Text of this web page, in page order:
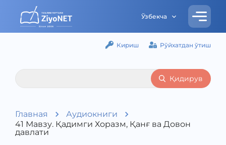
Ўзбекча
Кириш Рўйхатдан ўтиш
Қидирув
Главная
Аудиокниги
41 Мавзу. Қадимги Хоразм, Қанғ ва Довон
давлати